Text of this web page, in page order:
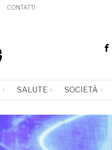
CONTATTI
SALUTE SOCIETÀ